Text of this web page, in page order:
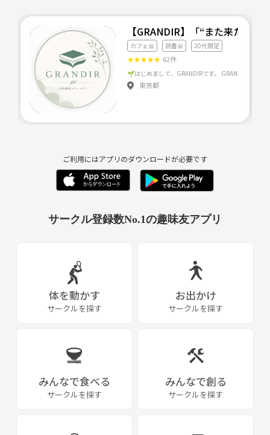
【GRANDIR】「“また来たい”
カフェ会 読書会 20代限定
★★★★★ 62件
東京都
ご利用にはアプリのダウンロードが必要です
サークル登録数No.1の趣味友アプリ
体を動かす
サークルを探す
お出かけ
サークルを探す
みんなで食べる
サークルを探す
みんなで創る
サークルを探す